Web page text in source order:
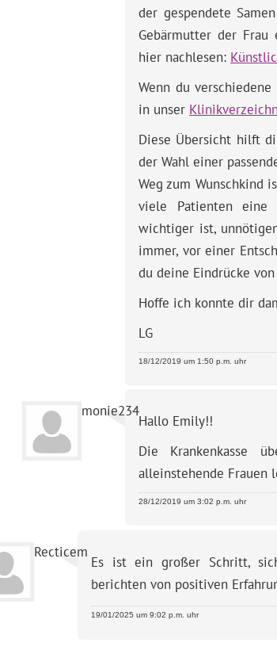
der gespendete
Gebärmutter der Frau
hier nachlesen:
Wenn du
in unser
Diese Übersicht hilft
der Wahl einer
Weg zum Wunschkind
viele Patienten eine
wichtiger ist,
immer, vor einer
du deine Eindrücke
Hoffe ich konnte dir
LG
18/12/2019 um 1:50 p.m. uhr
monie234
Hallo Emily!!
Die Krankenkasse
alleinstehende Frauen
28/12/2019 um 3:02 p.m. uhr
Recticem
Es ist ein großer Schritt,
berichten von positiven
19/01/2025 um 9:02 p.m. uhr